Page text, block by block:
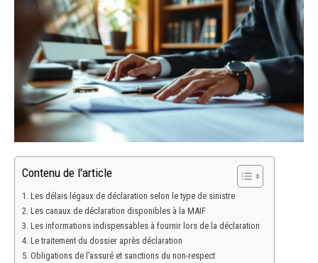
Contenu de l'article
Les délais légaux de déclaration selon le type de sinistre
Les canaux de déclaration disponibles à la MAIF
Les informations indispensables à fournir lors de la déclaration
Le traitement du dossier après déclaration
Obligations de l’assuré et sanctions du non-respect